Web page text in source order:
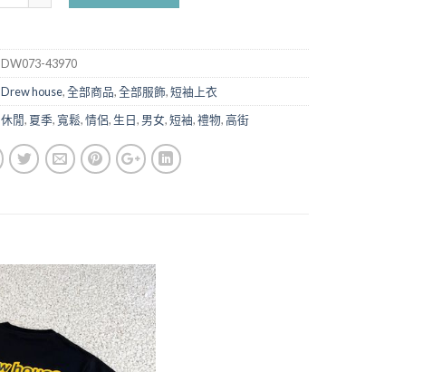
DW073-43970
Drew house,全部商品,全部服飾,短袖上衣
休閒, 夏季, 寬鬆,情侶,生日, 男女,短袖,禮物,高街